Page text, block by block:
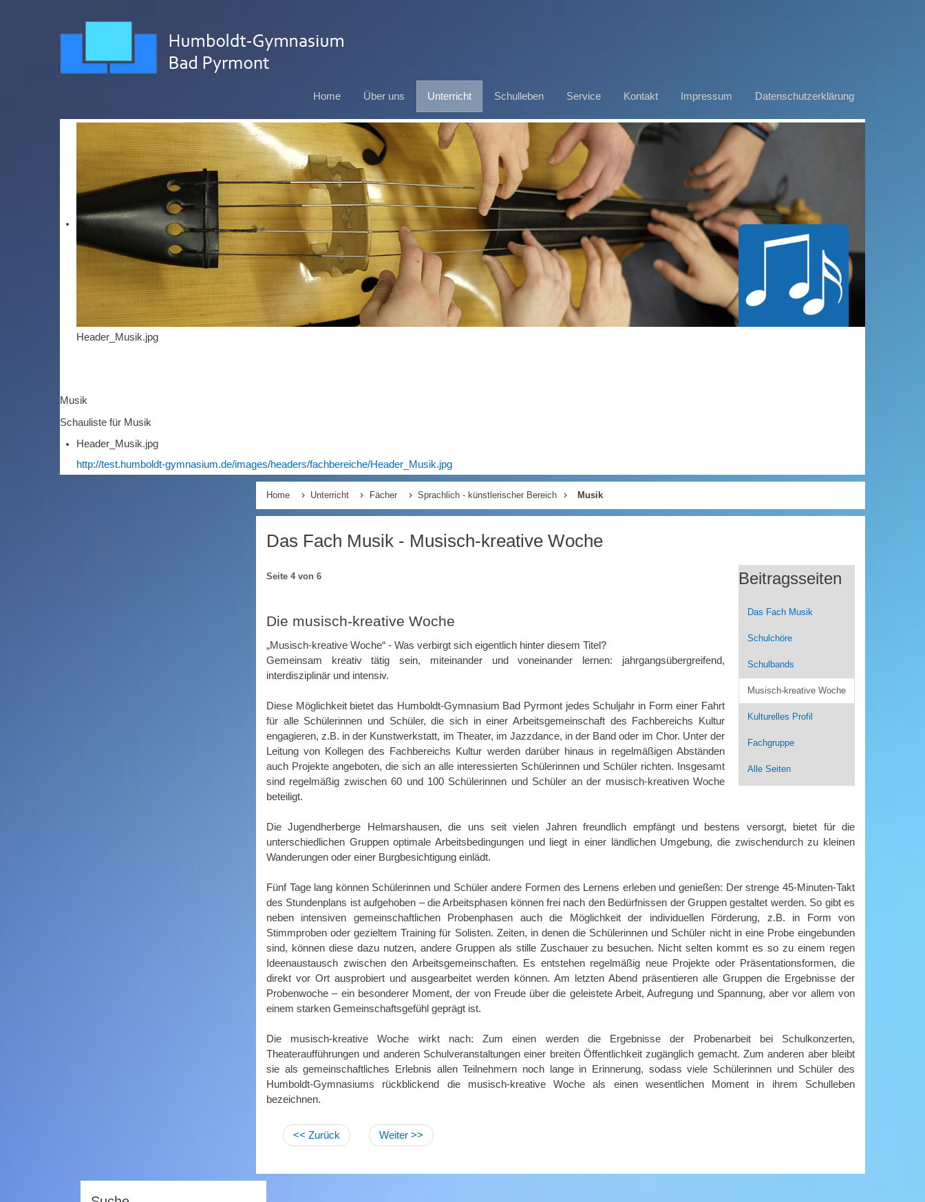
Home Über uns Unterricht Schulleben Service Kontakt Impressum Datenschutzerklärung
Header_Musik.jpg
Musik
Schauliste für Musik
Header_Musik.jpg
http://test.humboldt-gymnasium.de/images/headers/fachbereiche/Header_Musik.jpg
Home Unterricht Fächer Sprachlich - künstlerischer Bereich Musik
Das Fach Musik - Musisch-kreative Woche
Beitragsseiten
Das Fach Musik
Schulchöre
Schulbands
Musisch-kreative Woche
Kulturelles Profil
Fachgruppe
Alle Seiten
Seite 4 von 6
Die musisch-kreative Woche
„Musisch-kreative Woche“ - Was verbirgt sich eigentlich hinter diesem Titel?
Gemeinsam kreativ tätig sein, miteinander und voneinander lernen: jahrgangsübergreifend,
interdisziplinär und intensiv.
Diese Möglichkeit bietet das Humboldt-Gymnasium Bad Pyrmont jedes Schuljahr in Form einer Fahrt
für alle Schülerinnen und Schüler, die sich in einer Arbeitsgemeinschaft des Fachbereichs Kultur
engagieren, z.B. in der Kunstwerkstatt, im Theater, im Jazzdance, in der Band oder im Chor. Unter der
Leitung von Kollegen des Fachbereichs Kultur werden darüber hinaus in regelmäßigen Abständen
auch Projekte angeboten, die sich an alle interessierten Schülerinnen und Schüler richten. Insgesamt
sind regelmäßig zwischen 60 und 100 Schülerinnen und Schüler an der musisch-kreativen Woche
beteiligt.
Die Jugendherberge Helmarshausen, die uns seit vielen Jahren freundlich empfängt und bestens versorgt, bietet für die
unterschiedlichen Gruppen optimale Arbeitsbedingungen und liegt in einer ländlichen Umgebung, die zwischendurch zu kleinen
Wanderungen oder einer Burgbesichtigung einlädt.
Fünf Tage lang können Schülerinnen und Schüler andere Formen des Lernens erleben und genießen: Der strenge 45-Minuten-Takt
des Stundenplans ist aufgehoben – die Arbeitsphasen können frei nach den Bedürfnissen der Gruppen gestaltet werden. So gibt es
neben intensiven gemeinschaftlichen Probenphasen auch die Möglichkeit der individuellen Förderung, z.B. in Form von
Stimmproben oder gezieltem Training für Solisten. Zeiten, in denen die Schülerinnen und Schüler nicht in eine Probe eingebunden
sind, können diese dazu nutzen, andere Gruppen als stille Zuschauer zu besuchen. Nicht selten kommt es so zu einem regen
Ideenaustausch zwischen den Arbeitsgemeinschaften. Es entstehen regelmäßig neue Projekte oder Präsentationsformen, die
direkt vor Ort ausprobiert und ausgearbeitet werden können. Am letzten Abend präsentieren alle Gruppen die Ergebnisse der
Probenwoche – ein besonderer Moment, der von Freude über die geleistete Arbeit, Aufregung und Spannung, aber vor allem von
einem starken Gemeinschaftsgefühl geprägt ist.
Die musisch-kreative Woche wirkt nach: Zum einen werden die Ergebnisse der Probenarbeit bei Schulkonzerten,
Theateraufführungen und anderen Schulveranstaltungen einer breiten Öffentlichkeit zugänglich gemacht. Zum anderen aber bleibt
sie als gemeinschaftliches Erlebnis allen Teilnehmern noch lange in Erinnerung, sodass viele Schülerinnen und Schüler des
Humboldt-Gymnasiums rückblickend die musisch-kreative Woche als einen wesentlichen Moment in ihrem Schulleben
bezeichnen.
<< Zurück Weiter >>